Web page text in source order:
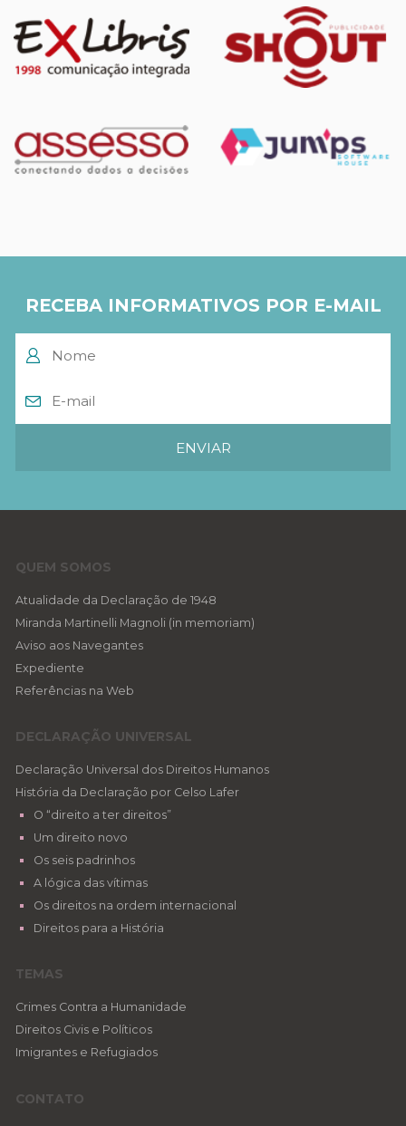
RECEBA INFORMATIVOS POR E-MAIL
QUEM SOMOS
Atualidade da Declaração de 1948
Miranda Martinelli Magnoli (in memoriam)
Aviso aos Navegantes
Expediente
Referências na Web
DECLARAÇÃO UNIVERSAL
Declaração Universal dos Direitos Humanos
História da Declaração por Celso Lafer
O “direito a ter direitos”
Um direito novo
Os seis padrinhos
A lógica das vítimas
Os direitos na ordem internacional
Direitos para a História
TEMAS
Crimes Contra a Humanidade
Direitos Civis e Políticos
Imigrantes e Refugiados
CONTATO